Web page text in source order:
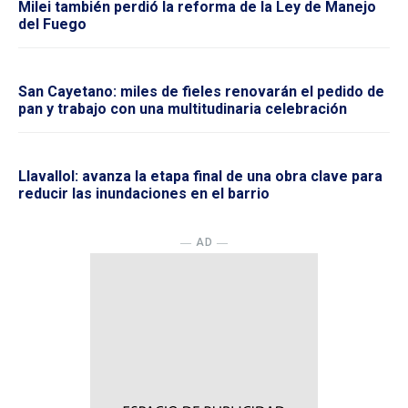
Milei también perdió la reforma de la Ley de Manejo
del Fuego
San Cayetano: miles de fieles renovarán el pedido de
pan y trabajo con una multitudinaria celebración
Llavallol: avanza la etapa final de una obra clave para
reducir las inundaciones en el barrio
― AD ―